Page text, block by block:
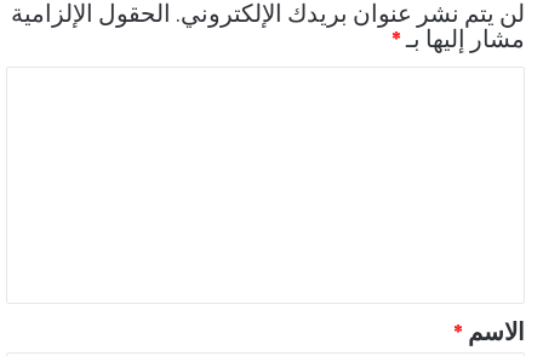
لن يتم نشر عنوان بريدك الإلكتروني. الحقول الإلزامية
مشار إليها بـ*
ق
*
الاسم *